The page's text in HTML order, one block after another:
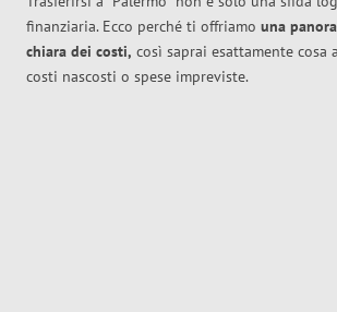
finanziaria. Ecco perché ti offriamo una
chiara dei costi, così saprai esattamente cosa
costi nascosti o spese impreviste.